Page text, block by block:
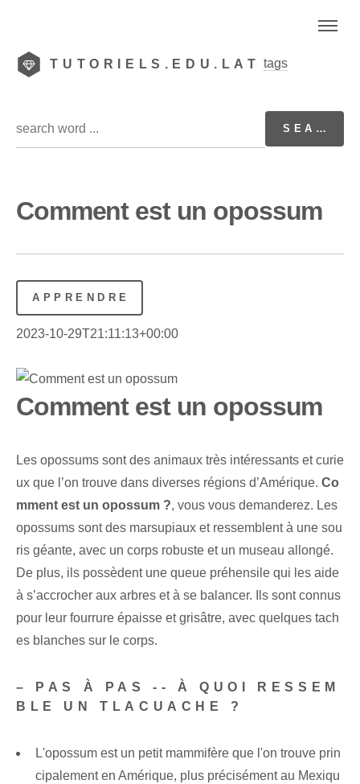
TUTORIELS.EDU.LAT tags
Comment est un opossum
APPRENDRE
2023-10-29T21:11:13+00:00
Comment est un opossum
Les opossums sont des animaux très intéressants et curie
ux que l’on trouve dans diverses régions d’Amérique. Co
mment est un opossum ?, vous vous demanderez. Les
opossums sont des marsupiaux et ressemblent à une sou
ris géante, avec un corps robuste et un museau allongé.
De plus, ils possèdent une queue préhensile qui les aide
à s’accrocher aux arbres et à se balancer. Ils sont connus
pour leur fourrure épaisse et grisâtre, avec quelques tach
es blanches sur le corps.
– PAS À PAS -- À QUOI RESSEM
BLE UN TLACUACHE ?
L'opossum est un petit mammifère que l'on trouve prin
cipalement en Amérique, plus précisément au Mexiqu